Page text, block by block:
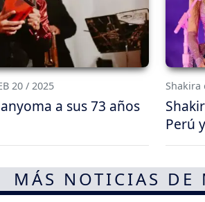
20 / 2025
a sus 73 años
Shakira
Perú
MÁS NOTICIAS DE